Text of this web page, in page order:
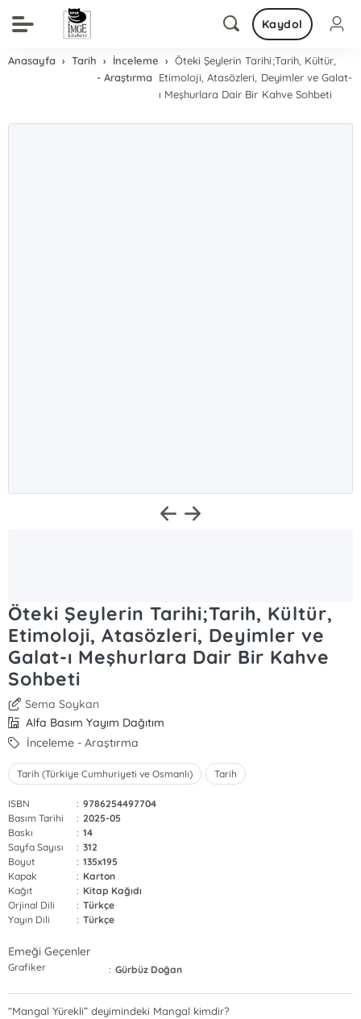
Kaydol
Anasayfa Tarih
İnceleme
- Araştırma
Öteki Şeylerin Tarihi;Tarih, Kültür,
Etimoloji, Atasözleri, Deyimler ve Galat-
ı Meşhurlara Dair Bir Kahve Sohbeti
Öteki Şeylerin Tarihi;Tarih, Kültür,
Etimoloji, Atasözleri, Deyimler ve
Galat-ı Meşhurlara Dair Bir Kahve
Sohbeti
Sema Soykan
Alfa Basım Yayım Dağıtım
İnceleme - Araştırma
Tarih (Türkiye Cumhuriyeti ve Osmanlı) Tarih
ISBN : 9786254497704
Basım Tarihi
: 2025-05
Baskı
: 14
Sayfa Sayısı
: 312
Boyut
: 135x195
Kapak
: Karton
Kağıt
: Kitap Kağıdı
Orjinal Dili
: Türkçe
Yayın Dili
: Türkçe
Emeği Geçenler
Grafiker : Gürbüz Doğan
“Mangal Yürekli” deyimindeki Mangal kimdir?